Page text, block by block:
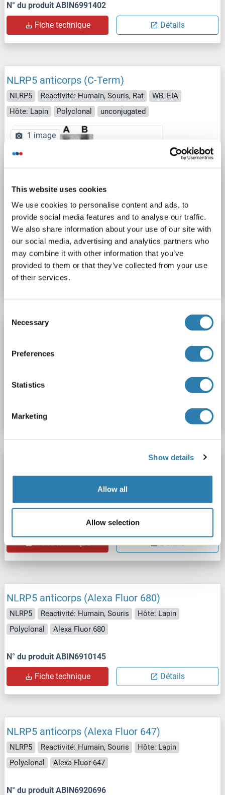
This website uses cookies
We use cookies to personalise content and ads, to
provide social media features and to analyse our traffic.
We also share information about your use of our site with
our social media, advertising and analytics partners who
may combine it with other information that you’ve
provided to them or that they’ve collected from your use
of their services.
Selection
Necessary
Preferences
Statistics
Marketing
Show details
Allow all
Allow selection
N° du produit ABIN6991402
Fiche technique Détails
NLRP5 anticorps (C-Term)
NLRP5 Reactivité: Humain, Souris, Rat
WB, EIA
Hôte: Lapin
Polyclonal unconjugated
WB
1 image
N° du produit ABIN783707
Fiche technique
NLRP5 anticorps (Biotin)
N° du produit ABIN6878019
NLRP5 anticorps (Alexa Fluor 555)
N° du produit ABIN6894082
Fiche technique Détails
NLRP5 anticorps (Alexa Fluor 680)
NLRP5 Reactivité: Humain, Souris
Hôte: Lapin
Polyclonal
Alexa Fluor 680
N° du produit ABIN6910145
Fiche technique Détails
NLRP5 anticorps (Alexa Fluor 647)
NLRP5 Reactivité: Humain, Souris
Hôte: Lapin
Polyclonal
Alexa Fluor 647
N° du produit ABIN6920696